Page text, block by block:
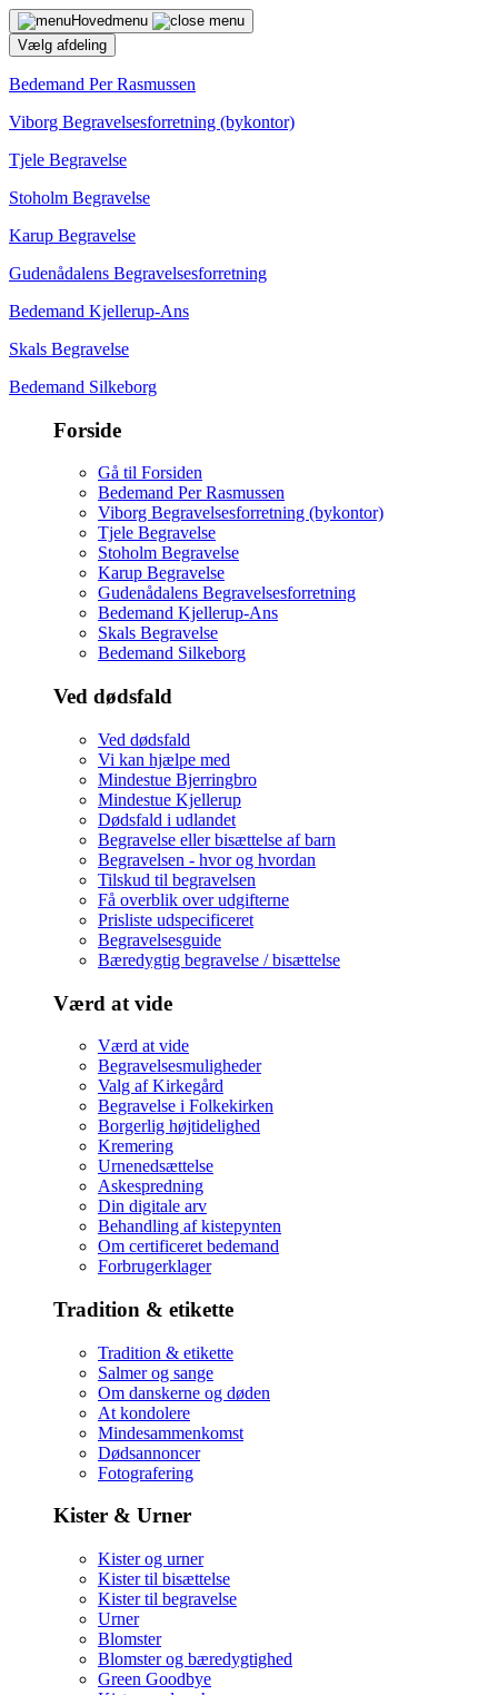
Hovedmenu
Vælg afdeling
Bedemand Per Rasmussen
Viborg Begravelsesforretning (bykontor)
Tjele Begravelse
Stoholm Begravelse
Karup Begravelse
Gudenådalens Begravelsesforretning
Bedemand Kjellerup-Ans
Skals Begravelse
Bedemand Silkeborg
Forside
Gå til Forsiden
Bedemand Per Rasmussen
Viborg Begravelsesforretning (bykontor)
Tjele Begravelse
Stoholm Begravelse
Karup Begravelse
Gudenådalens Begravelsesforretning
Bedemand Kjellerup-Ans
Skals Begravelse
Bedemand Silkeborg
Ved dødsfald
Ved dødsfald
Vi kan hjælpe med
Mindestue Bjerringbro
Mindestue Kjellerup
Dødsfald i udlandet
Begravelse eller bisættelse af barn
Begravelsen - hvor og hvordan
Tilskud til begravelsen
Få overblik over udgifterne
Prisliste udspecificeret
Begravelsesguide
Bæredygtig begravelse / bisættelse
Værd at vide
Værd at vide
Begravelsesmuligheder
Valg af Kirkegård
Begravelse i Folkekirken
Borgerlig højtidelighed
Kremering
Urnenedsættelse
Askespredning
Din digitale arv
Behandling af kistepynten
Om certificeret bedemand
Forbrugerklager
Tradition & etikette
Tradition & etikette
Salmer og sange
Om danskerne og døden
At kondolere
Mindesammenkomst
Dødsannoncer
Fotografering
Kister & Urner
Kister og urner
Kister til bisættelse
Kister til begravelse
Urner
Blomster
Blomster og bæredygtighed
Green Goodbye